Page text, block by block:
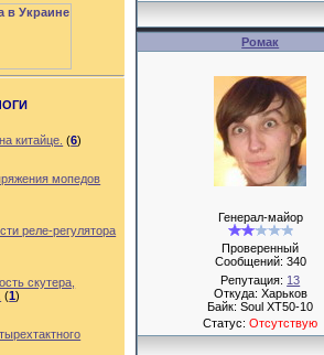
китайце. (6)
мопедов
реле-регулятора
скутера,
(1)
Ромак
Генерал-майор
Проверенный
Сообщений: 340
Репутация: 13
Откуда: Харьков
Байк: Soul XT50-10
Статус:Отсутствую